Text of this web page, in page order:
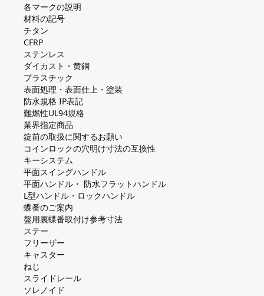
各マークの説明
材料の記号
チタン
CFRP
ステンレス
ダイカスト・⻩銅
プラスチック
表面処理・表面仕上・塗装
防⽔規格 IP表記
難燃性UL94規格
業界指定商品
錠前の取扱に関するお願い
コインロックの⽳明け⼨法の互換性
キーシステム
平⾯スイングハンドル
平⾯ハンドル・ 防⽔フラットハンドル
L型ハンドル・ロックハンドル
蝶番のご案内
盤⽤裏蝶番取付け参考⼨法
ステー
フリーザー
キャスター
ねじ
スライドレール
ソレノイド